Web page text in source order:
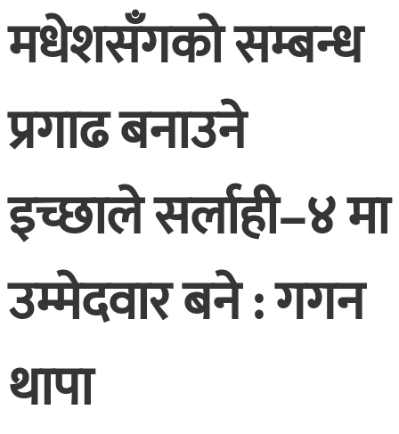
मधेशसँगको सम्बन्ध
प्रगाढ बनाउने
इच्छाले सर्लाही–४ मा
उम्मेदवार बने : गगन
थापा